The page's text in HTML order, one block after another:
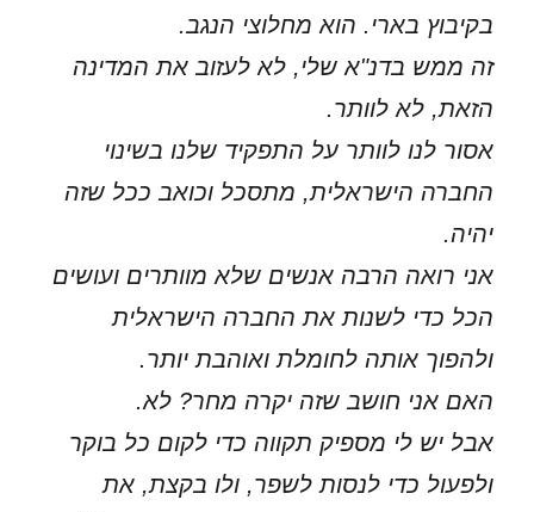
בקיבוץ בארי. הוא מחלוצי הנגב.
זה ממש בדנ"א שלי, לא לעזוב את המדינה
הזאת, לא לוותר.
אסור לנו לוותר על התפקיד שלנו בשינוי
החברה הישראלית, מתסכל וכואב ככל שזה
יהיה.
אני רואה הרבה אנשים שלא מוותרים ועושים
הכל כדי לשנות את החברה הישראלית
ולהפוך אותה לחומלת ואוהבת יותר.
האם אני חושב שזה יקרה מחר? לא.
אבל יש לי מספיק תקווה כדי לקום כל בוקר
ולפעול כדי לנסות לשפר, ולו בקצת, את